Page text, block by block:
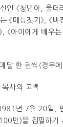
《청년아, 울더
매듭짓기》, 《비
《아이에게 배우
달 한 권씩(경우
사의 고백
년 7월 20일,
100번)을 집필하